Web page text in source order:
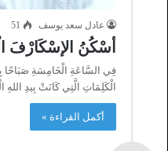
عادل سعد يوسف 51
أسْكُنُ الإسْكَارْفَ
فِي السَّاعَةِ الْخَامِسَةِ صَبَاحًا
الْكَلِمَاتِ الَّتِي كَانَتْ بِيدِ
أكمل القراءة »